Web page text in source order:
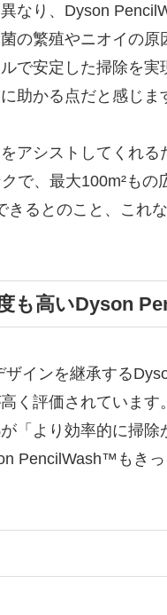
なり、Dyson
の繁殖やニオイの
で安定した掃除を
助かる点だと感じま
アシストしてくれ
で、最大100m²も
きるとのこと、これ
も高いDyson
インを継承する
く評価されていま
「より効率的に掃
PencilWash™もき